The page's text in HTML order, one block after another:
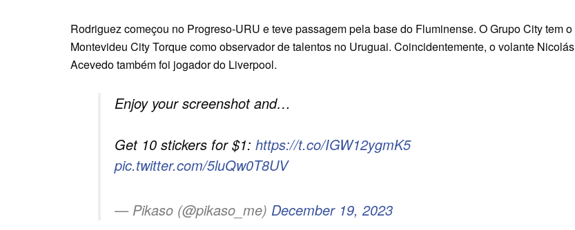
Rodriguez começou no Progreso-URU e teve passagem pela base do Fluminense. O Grupo City tem o
Montevideu City Torque como observador de talentos no Uruguai. Coincidentemente, o volante Nicolás
Acevedo também foi jogador do Liverpool.
Enjoy your screenshot and…
Get 10 stickers for $1: https://t.co/IGW12ygmK5
pic.twitter.com/5luQw0T8UV
— Pikaso (@pikaso_me) December 19, 2023